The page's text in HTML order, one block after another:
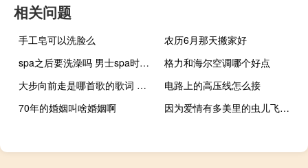
相关问题
手工皂可以洗脸么
农历6月那天搬家好
spa之后要洗澡吗 男士spa时根浴要射吗
格力和海尔空调哪个好点
大步向前走是哪首歌的歌词 勇敢的向前走是什么歌
电路上的高压线怎么接
70年的婚姻叫啥婚姻啊
因为爱情有多美里的虫儿飞是谁唱的 因为爱情有多美片头曲